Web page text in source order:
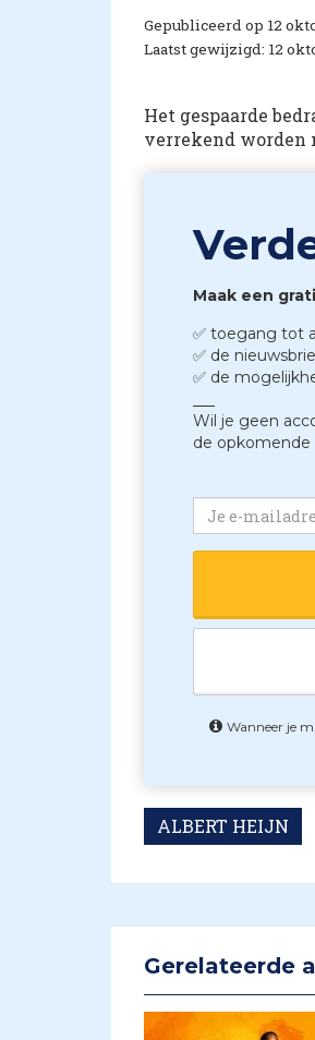
Gepubliceerd op 12
Laatst gewijzigd: 12
Het gespaarde
verrekend worden
Maak een
✅ toegang tot
✅ de
✅ de
Wil je geen
de opkomende
Wanneer je
ALBERT HEIJN
Gerelateerde